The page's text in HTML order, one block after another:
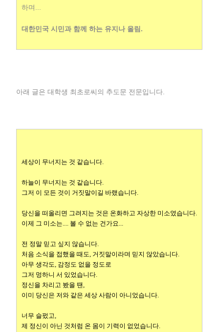
하며...
대한민국 시민과 함께 하는 유지나 올림.
아래 글은 대학생 최초로씨의 추도문 전문입니다.
세상이 무너지는 것 같습니다.
하늘이 무너지는 것 같습니다.
그저 이 모든 것이 거짓말이길 바랬습니다.
당신을 떠올리면 그려지는 것은 온화하고 자상한 미소였습니다.
이제 그 미소는.... 볼 수 없는 건가요...
전 정말 믿고 싶지 않습니다.
처음 소식을 접했을 때도, 거짓말이라며 믿지 않았습니다.
아무 생각도, 감정도 없을 정도로
그저 멍하니 서 있었습니다.
정신을 차리고 봤을 땐,
이미 당신은 저와 같은 세상 사람이 아니었습니다.
너무 슬펐고,
제 정신이 아닌 것처럼 온 몸이 기력이 없었습니다.